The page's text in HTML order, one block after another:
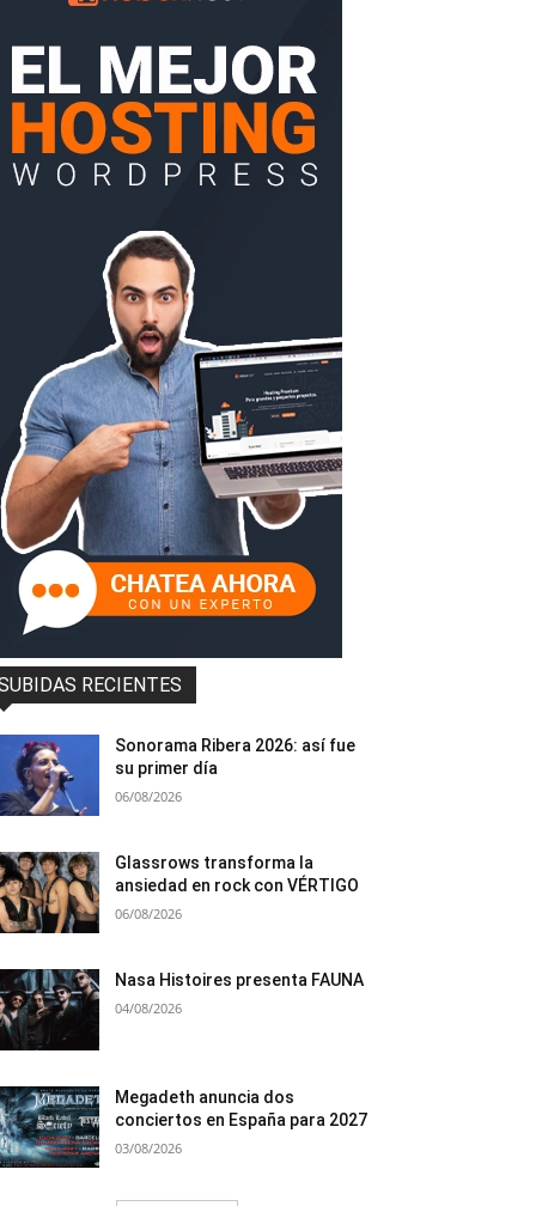
RECIENTES
Sonorama Ribera 2026: así fue
su primer día
06/08/2026
Glassrows transforma la
ansiedad en rock con VÉRTIGO
06/08/2026
Nasa Histoires presenta FAUNA
04/08/2026
Megadeth anuncia dos
conciertos en España para 2027
03/08/2026